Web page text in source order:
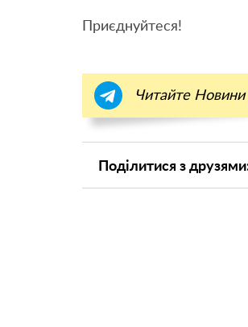
Приєднуйтеся!
Читайте
Поділитися з